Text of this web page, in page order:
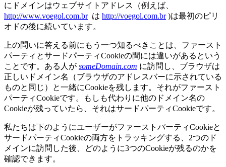
にドメインはウェブサイトアドレス（例えば、
http://www.voegol.com.brは http://voegol.com.br)は最初のピリ
オドの後に続いています。
上の問いに答える前にもう一つ知るべきことは、ファースト
パーティとサードパーティCookieの間には違いがあるという
ことです。ある人が someDomain.com に訪問し、ブラウザは
正しいドメイン名（ブラウザのアドレスバーに示されている
ものと同じ）と一緒にCookieを残します。それがファースト
パーティCookieです。もしも代わりに他のドメイン名の
Cookieが残っていたら、それはサードパーティCookieです。
私たちは下のようにユーザーがファーストパーティCookieと
サードパーティCookieの両方をトラッキングする、2つのド
メインに訪問した後、どのように3つのCookieが残るのかを
確認できます。